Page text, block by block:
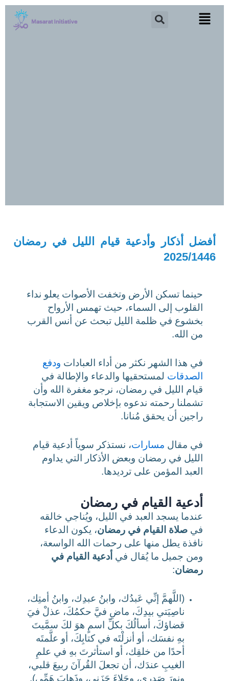
تخطي
Search
أفضل أذكار وأدعية قيام الليل في رمضان
2025/1446
حينما تسكن الأرض وتخفت الأصوات يعلو نداء
القلوب إلى السماء، حيث تهمس الأرواح
بخشوع في ظلمة الليل تبحث عن أنس القرب
من الله.
في هذا الشهر نكثر من أداء العبادات ودفع
الصدقات لمستحقيها والدعاء والإطالة في
قيام الليل في رمضان، نرجو مغفرة الله وأن
تشملنا رحمته ندعوه بإخلاص ويقين الاستجابة
راجين أن يحقق مُنانا.
في مقال مسارات، نستذكر سوياً أدعية قيام
الليل في رمضان وبعض الأذكار التي يداوم
العبد المؤمن على ترديدها.
أدعية القيام في رمضان
عندما يسجد العبد في الليل، ويُناجي خالقه
في صلاة القيام في رمضان، يكون الدعاء
نافذة يطل منها على رحمات الله الواسعة،
ومن جميل ما يُقال في أدعية القيام في
رمضان:
(اللَّهمَّ إنِّي عَبدُك، وابنُ عبدِك، وابنُ أمتِك،
ناصِيَتي بيدِكَ، ماضِ فيَّ حكمُكَ، عذلْ فيَ
قضاؤكَ، أسألُكَ بكلِّ اسمٍ هوَ لكَ سمَّيتَ
بهِ نفسَك، أو أنزلْتَه في كتابِكَ، أو علَّمتَه
أحدًا من خلقِك، أو استأثرتَ بهِ في علمِ
الغيبِ عندَك، أن تجعلَ القُرآنَ ربيعَ قلبي،
ونورَ صَدري، وجَلاءَ حَزَني، وذَهابَ هَمِّي).